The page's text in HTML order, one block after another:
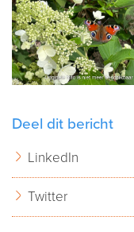
Deel dit bericht
LinkedIn
Twitter